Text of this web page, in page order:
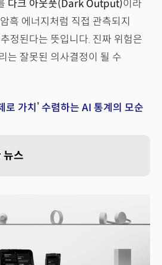
다크 아웃풋(Dark Output)이라
흑 에너지처럼 직접 관측되지
정된다는 뜻입니다. 진짜 위험은
는 잘못된 의사결정이 될 수
로 가치’ 수렴하는 AI 통계의 모순
뉴스